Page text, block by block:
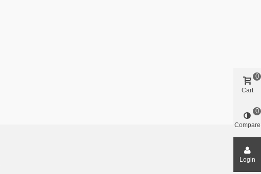
Cart
0
Compare
0
Login